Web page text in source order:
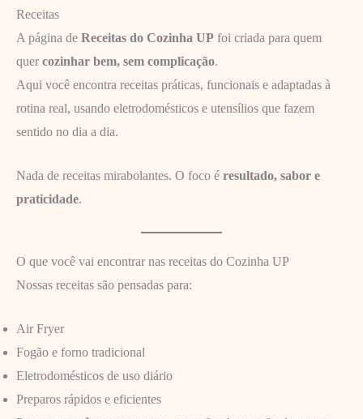
Receitas
A página de Receitas do Cozinha UP foi criada para quem
quer cozinhar bem, sem complicação.
Aqui você encontra receitas práticas, funcionais e adaptadas à
rotina real, usando eletrodomésticos e utensílios que fazem
sentido no dia a dia.
Nada de receitas mirabolantes. O foco é resultado, sabor e
praticidade.
O que você vai encontrar nas receitas do Cozinha UP
Nossas receitas são pensadas para:
Air Fryer
Fogão e forno tradicional
Eletrodomésticos de uso diário
Preparos rápidos e eficientes